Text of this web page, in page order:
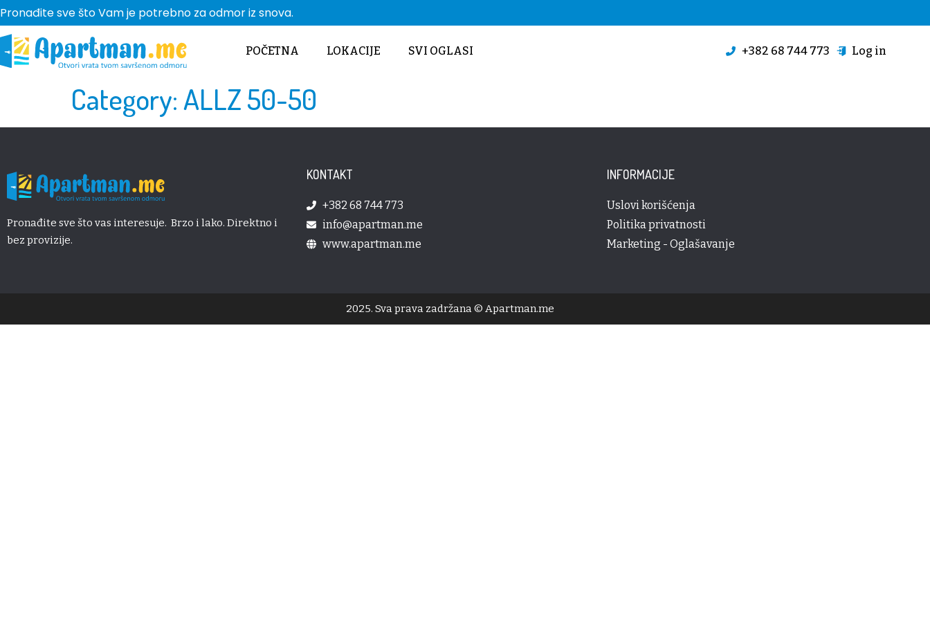
Pronađite sve što Vam je potrebno za odmor iz snova.
POČETNA LOKACIJE SVI OGLASI +382 68 744 773 Log in
Category:ALLZ 50-50
Pronađite sve što vas interesuje. Brzo i lako. Direktno i
bez provizije.
KONTAKT
+382 68 744 773
info@apartman.me
www.apartman.me
INFORMACIJE
Uslovi korišćenja
Politika privatnosti
Marketing - Oglašavanje
2025. Sva prava zadržana © Apartman.me